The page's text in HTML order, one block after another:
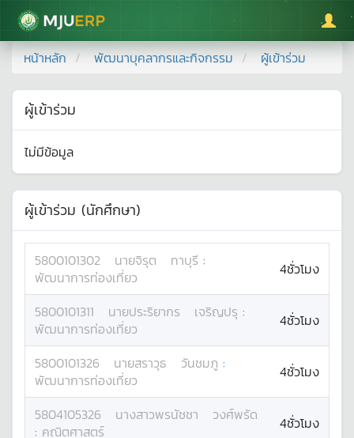
มหาวิทยาลัยแม่โจ้
หน้าหลัก พัฒนาบุคลากรและกิจกรรม ผู้เข้าร่วม
ผู้เข้าร่วม
ไม่มีข้อมูล
ผู้เข้าร่วม (นักศึกษา)
5800101302 นายจิรุต ทาบุรี :
พัฒนาการท่องเที่ยว
4ชั่วโมง
5800101311 นายประริยากร เจริญปรุ :
พัฒนาการท่องเที่ยว
4ชั่วโมง
5800101326 นายสราวุธ วันชมภู :
พัฒนาการท่องเที่ยว
4ชั่วโมง
5804105326 นางสาวพรนัชชา
วงศ์พรัด
: คณิตศาสตร์ 4ชั่วโมง